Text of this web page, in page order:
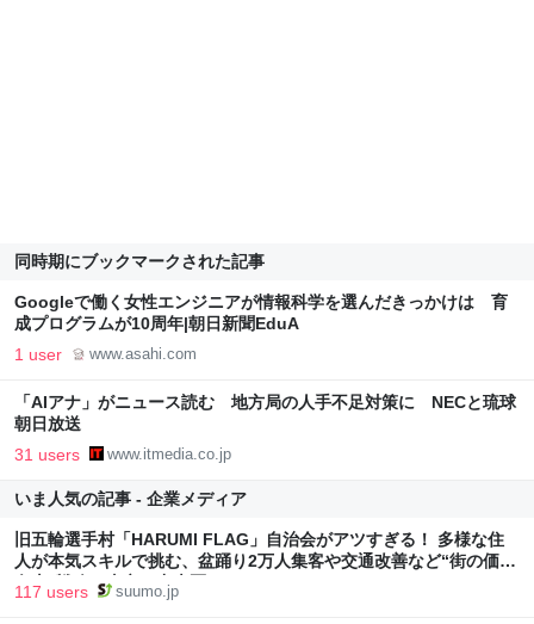
同時期にブックマークされた記事
Googleで働く女性エンジニアが情報科学を選んだきっかけは 育
成プログラムが10周年|朝日新聞EduA
1 user www.asahi.com
「AIアナ」がニュース読む 地方局の人手不足対策に NECと琉球
朝日放送
31 users www.itmedia.co.jp
いま人気の記事 - 企業メディア
旧五輪選手村「HARUMI FLAG」自治会がアツすぎる！ 多様な住
人が本気スキルで挑む、盆踊り2万人集客や交通改善など“街の価値
向上”戦略 東京・中央区
117 users suumo.jp